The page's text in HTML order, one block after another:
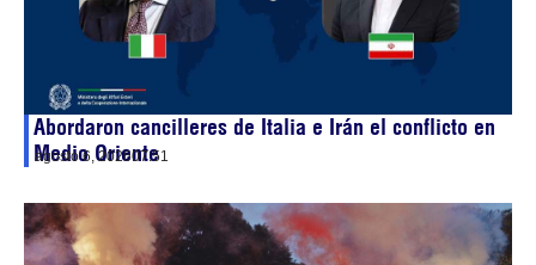
Abordaron cancilleres de Italia e Irán el conflicto en
Medio Oriente
agosto 6, 202607:51